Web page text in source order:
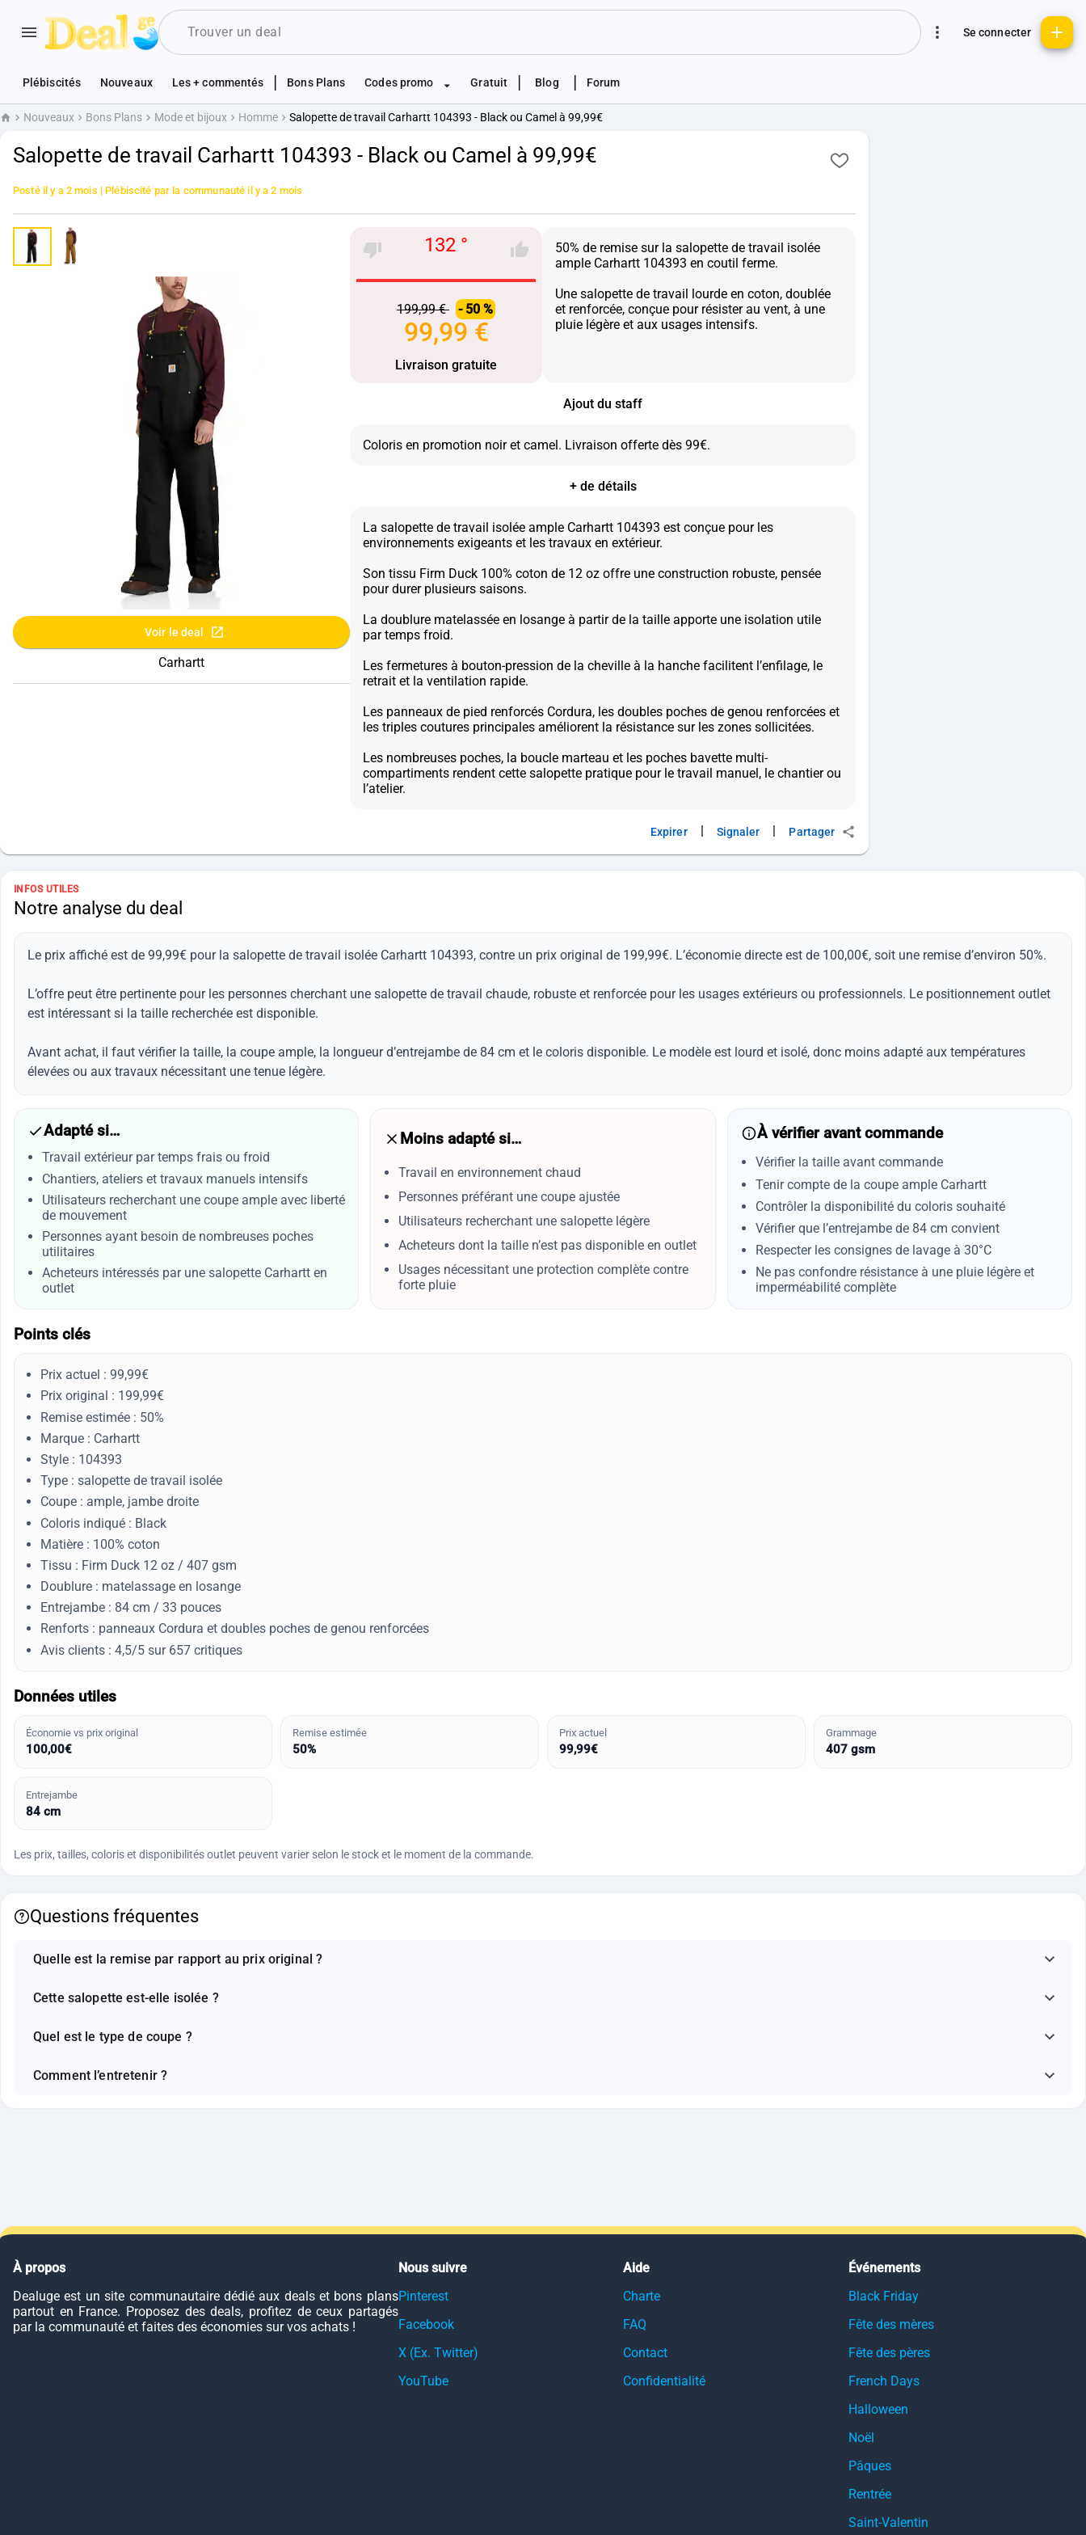
Se connecter
Plébiscités Nouveaux Les + commentés Bons Plans Codes promo Gratuit Blog Forum
AccueilNouveaux Bons Plans Mode et bijoux Homme Salopette de travail Carhartt 104393 - Black ou Camel à 99,99€
Salopette de travail Carhartt 104393 - Black ou Camel à 99,99€
Posté il y a 2 mois | Plébiscité par la communautéil y a 2 mois
Voir le deal
Carhartt
132 °
199,99 € - 50 %
99,99 €
Livraison gratuite
50% de remise sur la salopette de travail isolée
ample Carhartt 104393 en coutil ferme.
Une salopette de travail lourde en coton, doublée
et renforcée, conçue pour résister au vent, à une
Ajout du staff
+ de détails
La salopette de travail isolée ample Carhartt 104393 est conçue pour les
environnements exigeants et les travaux en extérieur.
Son tissu Firm Duck 100% coton de 12 oz offre une construction robuste, pensée
pour durer plusieurs saisons.
La doublure matelassée en losange à partir de la taille apporte une isolation utile
par temps froid.
Les fermetures à bouton-pression de la cheville à la hanche facilitent l’enfilage, le
retrait et la ventilation rapide.
Les panneaux de pied renforcés Cordura, les doubles poches de genou renforcées et
les triples coutures principales améliorent la résistance sur les zones sollicitées.
Les nombreuses poches, la boucle marteau et les poches bavette multi-
compartiments rendent cette salopette pratique pour le travail manuel, le chantier ou
Expirer Signaler Partager
INFOS UTILES
Notre analyse du deal
Le prix affiché est de 99,99€ pour la salopette de travail isolée Carhartt 104393, contre un prix original de 199,99€. L’économie directe est de 100,00€, soit une remise d’environ 50%.
L’offre peut être pertinente pour les personnes cherchant une salopette de travail chaude, robuste et renforcée pour les usages extérieurs ou professionnels. Le positionnement outlet
est intéressant si la taille recherchée est disponible.
Avant achat, il faut vérifier la taille, la coupe ample, la longueur d’entrejambe de 84 cm et le coloris disponible. Le modèle est lourd et isolé, donc moins adapté aux températures
élevées ou aux travaux nécessitant une tenue légère.
Adapté si…
Travail extérieur par temps frais ou froid
Chantiers, ateliers et travaux manuels intensifs
Utilisateurs recherchant une coupe ample avec liberté
de mouvement
Personnes ayant besoin de nombreuses poches
utilitaires
Acheteurs intéressés par une salopette Carhartt en
outlet
Moins adapté si…
Travail en environnement chaud
Personnes préférant une coupe ajustée
Utilisateurs recherchant une salopette légère
Acheteurs dont la taille n’est pas disponible en outlet
Usages nécessitant une protection complète contre
forte pluie
À vérifier avant commande
Vérifier la taille avant commande
Tenir compte de la coupe ample Carhartt
Contrôler la disponibilité du coloris souhaité
Vérifier que l’entrejambe de 84 cm convient
Respecter les consignes de lavage à 30°C
Ne pas confondre résistance à une pluie légère et
imperméabilité complète
Points clés
Prix actuel : 99,99€
Prix original : 199,99€
Remise estimée : 50%
Marque : Carhartt
Style : 104393
Type : salopette de travail isolée
Coupe : ample, jambe droite
Coloris indiqué : Black
Matière : 100% coton
Tissu : Firm Duck 12 oz / 407 gsm
Doublure : matelassage en losange
Entrejambe : 84 cm / 33 pouces
Renforts : panneaux Cordura et doubles poches de genou renforcées
Avis clients : 4,5/5 sur 657 critiques
Données utiles
Économie vs prix original
100,00€
Remise estimée
50%
Prix actuel
99,99€
Grammage
407 gsm
Entrejambe
84 cm
Les prix, tailles, coloris et disponibilités outlet peuvent varier selon le stock et le moment de la commande.
Questions fréquentes
Quelle est la remise par rapport au prix original ?
Cette salopette est-elle isolée ?
Quel est le type de coupe ?
Comment l’entretenir ?
À propos
Dealuge est un site communautaire dédié aux deals et bons plans
partout en France. Proposez des deals, profitez de ceux partagés
par la communauté et faites des économies sur vos achats !
Nous suivre
Pinterest
Facebook
X (Ex. Twitter)
YouTube
Aide
Charte
FAQ
Contact
Confidentialité
Événements
Black Friday
Fête des mères
Fête des pères
French Days
Halloween
Noël
Pâques
Rentrée
Saint-Valentin